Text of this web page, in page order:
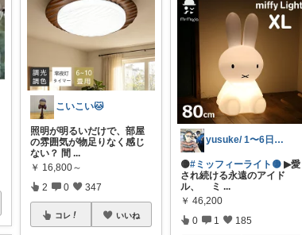
こいこい🐱
照明が明るいだけで、部屋
の雰囲気が物足りなく感じ
ない？ 間 ...
￥ 16,800～
2 0 347
コレ いいね
yusuke/ 1〜6日購入感謝♫
🟡#ミッフィーライト🟡 ▶愛
され続ける永遠のアイド
ル、 ミ ...
￥ 46,200
0 1 185